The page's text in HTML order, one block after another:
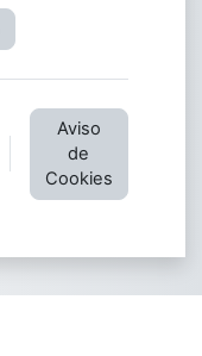
Aviso
de
Cookies